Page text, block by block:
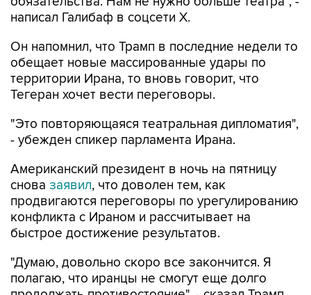
написал Галибаф в соцсети X.
Он напомнил, что Трамп в последние недели то
обещает новые массированные удары по
территории Ирана, то вновь говорит, что
Тегеран хочет вести переговоры.
"Это повторяющаяся театральная дипломатия",
- убежден спикер парламента Ирана.
Американский президент в ночь на пятницу
снова заявил, что доволен тем, как
продвигаются переговоры по урегулированию
конфликта с Ираном и рассчитывает на
быстрое достижение результатов.
"Думаю, довольно скоро все закончится. Я
полагаю, что иранцы не смогут еще долго